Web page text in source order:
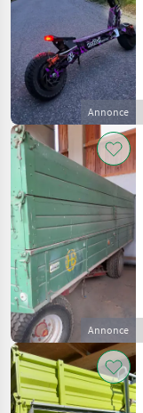
Annonce
Annonce